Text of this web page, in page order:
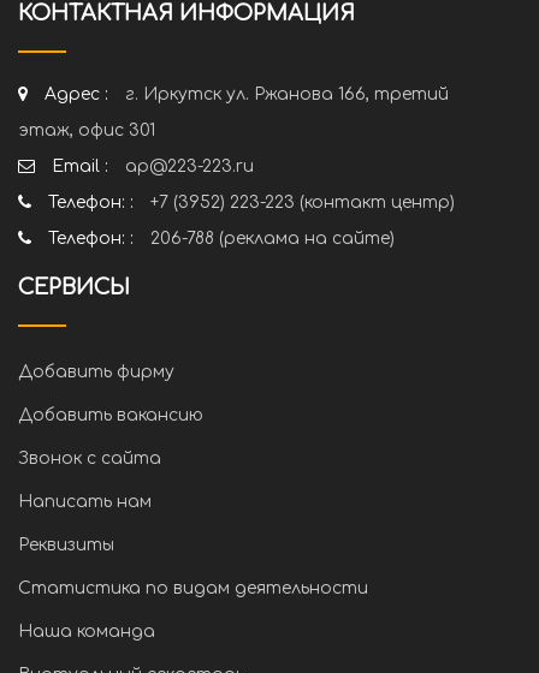
КОНТАКТНАЯ ИНФОРМАЦИЯ
Адрес :
г. Иркутск ул. Ржанова 166, третий
этаж, офис 301
Email :
ap@223-223.ru
Телефон: :
+7 (3952) 223-223 (контакт центр)
Телефон: :
206-788 (реклама на сайте)
СЕРВИСЫ
Добавить фирму
Добавить вакансию
Звонок с сайта
Написать нам
Реквизиты
Статистика по видам деятельности
Наша команда